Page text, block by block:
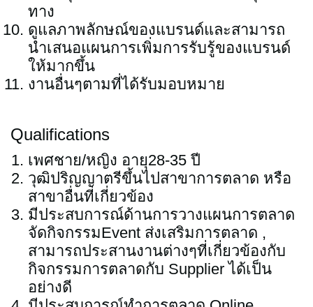
ทาง
ดูแลภาพลักษณ์ของแบรนด์และสามารถ
นำเสนอแผนการเพิ่มการรับรู้ของแบรนด์
ให้มากขึ้น
งานอื่นๆตามที่ได้รับมอบหมาย
Qualifications
เพศชาย/หญิง อายุ28-35 ปี
วุฒิปริญญาตรีขึ้นไปสาขาการตลาด หรือ
สาขาอื่นที่เกี่ยวข้อง
มีประสบการณ์ด้านการวางแผนการตลาด
จัดกิจกรรมEvent ส่งเสริมการตลาด ,
สามารถประสานงานต่างๆที่เกี่ยวข้องกับ
กิจกรรมการตลาดกับ Supplier ได้เป็น
อย่างดี